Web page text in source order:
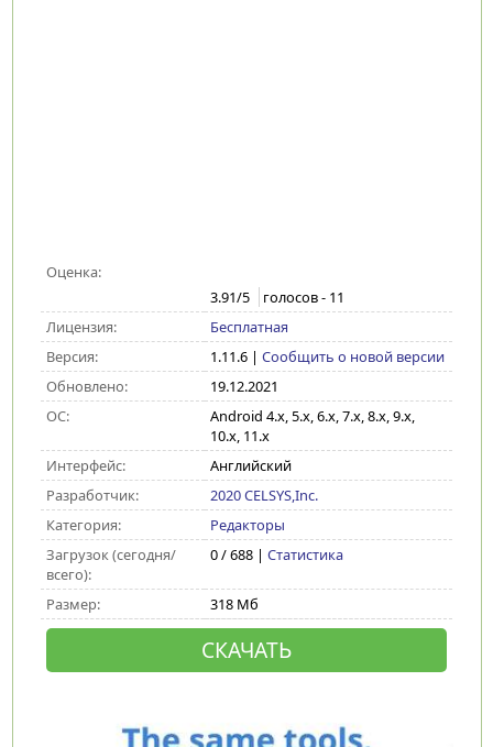
Оценка:
3.91/5 голосов - 11
Лицензия:
Бесплатная
Версия:
1.11.6| Сообщить о новой версии
Обновлено:
19.12.2021
ОС:
Android 4.x, 5.x, 6.x, 7.x, 8.x, 9.x,
10.x, 11.x
Интерфейс:
Английский
Разработчик:
2020 CELSYS,Inc.
Категория:
Редакторы
Загрузок (сегодня/
всего):
0 / 688 | Статистика
Размер: 318 Мб
СКАЧАТЬ